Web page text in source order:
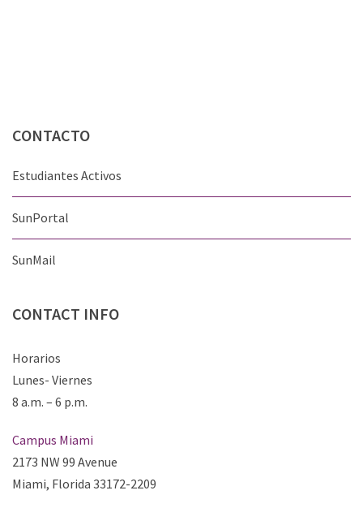
CONTACTO
Estudiantes Activos
SunPortal
SunMail
CONTACT INFO
Horarios
Lunes- Viernes
8 a.m. – 6 p.m.
Campus Miami
2173 NW 99 Avenue
Miami, Florida 33172-2209